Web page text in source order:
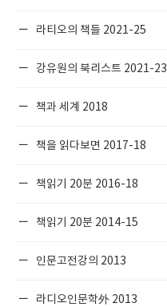
라티오의 책들 2021-25
강유원의 북리스트 2021-23
책과 세계 2018
책을 읽다보면 2017-18
책읽기 20분 2016-18
책읽기 20분 2014-15
인문고전강의 2013
라디오인문학外 2013